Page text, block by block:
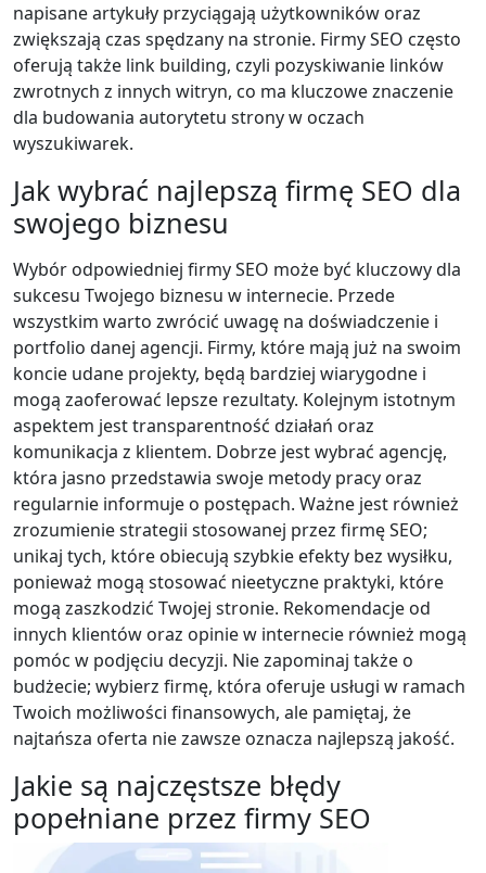
napisane artykuły przyciągają użytkowników oraz
zwiększają czas spędzany na stronie. Firmy SEO często
oferują także link building, czyli pozyskiwanie linków
zwrotnych z innych witryn, co ma kluczowe znaczenie
dla budowania autorytetu strony w oczach
wyszukiwarek.
Jak wybrać najlepszą firmę SEO dla
swojego biznesu
Wybór odpowiedniej firmy SEO może być kluczowy dla
sukcesu Twojego biznesu w internecie. Przede
wszystkim warto zwrócić uwagę na doświadczenie i
portfolio danej agencji. Firmy, które mają już na swoim
koncie udane projekty, będą bardziej wiarygodne i
mogą zaoferować lepsze rezultaty. Kolejnym istotnym
aspektem jest transparentność działań oraz
komunikacja z klientem. Dobrze jest wybrać agencję,
która jasno przedstawia swoje metody pracy oraz
regularnie informuje o postępach. Ważne jest również
zrozumienie strategii stosowanej przez firmę SEO;
unikaj tych, które obiecują szybkie efekty bez wysiłku,
ponieważ mogą stosować nieetyczne praktyki, które
mogą zaszkodzić Twojej stronie. Rekomendacje od
innych klientów oraz opinie w internecie również mogą
pomóc w podjęciu decyzji. Nie zapominaj także o
budżecie; wybierz firmę, która oferuje usługi w ramach
Twoich możliwości finansowych, ale pamiętaj, że
najtańsza oferta nie zawsze oznacza najlepszą jakość.
Jakie są najczęstsze błędy
popełniane przez firmy SEO